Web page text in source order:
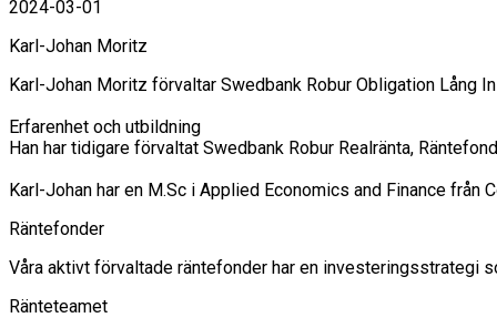
2024-03-01
Karl-Johan Moritz
Karl-Johan Moritz förvaltar Swedbank Robur Obligation Lång
Erfarenhet och utbildning
Han har tidigare förvaltat Swedbank Robur Realränta,
Karl-Johan har en M.Sc i Applied Economics and Finance
Räntefonder
Våra aktivt förvaltade räntefonder har en investeringsstrategi
Ränteteamet